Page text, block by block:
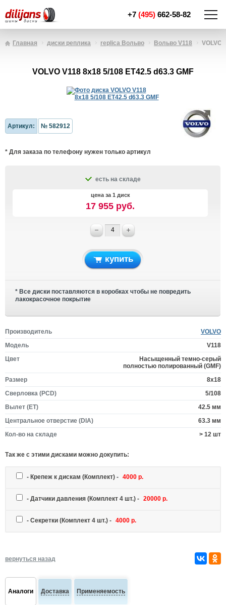
+7 (495) 662-58-82
Главная диски реплика replica Вольво Вольво V118 VOLVO
VOLVO V118 8x18 5/108 ET42.5 d63.3 GMF
Артикул: № 582912
* Для заказа по телефону нужен только артикул
есть на складе
цена за 1 диск
17 955 руб.
купить
* Все диски поставляются в коробках чтобы не повредить
лакокрасочное покрытие
Производитель
VOLVO
Модель
V118
Цвет
Насыщенный темно-серый
полностью полированный (GMF)
Размер
8x18
Сверловка (PCD)
5/108
Вылет (ET)
42.5 мм
Центральное отверстие (DIA)
63.3 мм
Кол-во на складе
> 12 шт
Так же c этими дисками можно докупить:
- Крепеж к дискам (Комплект) - 4000 р.
- Датчики давления (Комплект 4 шт.) - 20000 р.
- Секретки (Комплект 4 шт.) - 4000 р.
вернуться назад
Аналоги Доставка Применяемость